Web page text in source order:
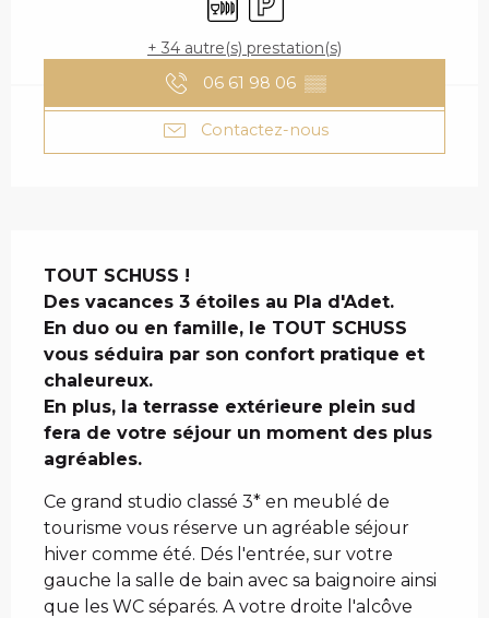
+ 34 autre(s) prestation(s)
06 61 98 06 ▒▒
Contactez-nous
TOUT SCHUSS !
Des vacances 3 étoiles au Pla d'Adet.
En duo ou en famille, le TOUT SCHUSS
vous séduira par son confort pratique et
chaleureux.
En plus, la terrasse extérieure plein sud
fera de votre séjour un moment des plus
agréables.
Ce grand studio classé 3* en meublé de
tourisme vous réserve un agréable séjour
hiver comme été. Dés l'entrée, sur votre
gauche la salle de bain avec sa baignoire ainsi
que les WC séparés. A votre droite l'alcôve